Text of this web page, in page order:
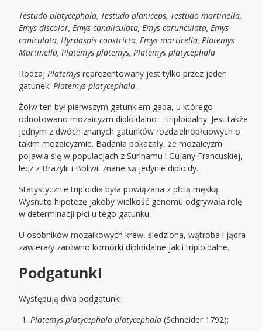
Testudo platycephala, Testudo planiceps, Testudo martinella,
Emys discolor, Emys canaliculata, Emys carunculata, Emys
caniculata, Hyrdaspis constricta, Emys martirella, Platemys
Martinella, Platemys platemys, Platemys platycephala
RodzajPlatemys reprezentowany jest tylko przez jeden
gatunek:Platemys platycephala.
Żółw ten był pierwszym gatunkiem gada, u którego
odnotowano mozaicyzm diploidalno – triploidalny. Jest także
jednym z dwóch znanych gatunków rozdzielnopłciowych o
takim mozaicyzmie. Badania pokazały, że mozaicyzm
pojawia się w populacjach z Surinamu i Gujany Francuskiej,
lecz z Brazylii i Boliwii znane są jedynie diploidy.
Statystycznie triploidia była powiązana z płcią męską.
Wysnuto hipotezę jakoby wielkość genomu odgrywała rolę
w determinacji płci u tego gatunku.
U osobników mozaikowych krew, śledziona, wątroba i jądra
zawierały zarówno komórki diploidalne jak i triploidalne.
Podgatunki
Występują dwa podgatunki:
Platemys platycephala platycephala (Schneider 1792);